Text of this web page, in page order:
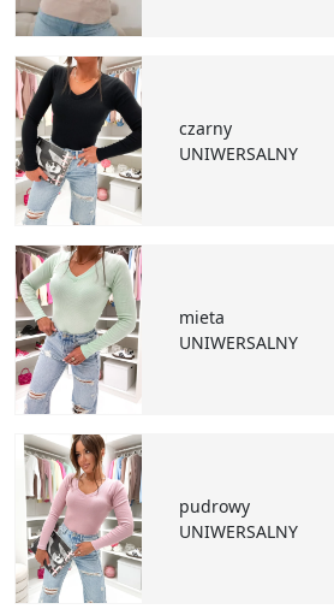
czarny
UNIWERSALNY
mieta
UNIWERSALNY
pudrowy
UNIWERSALNY